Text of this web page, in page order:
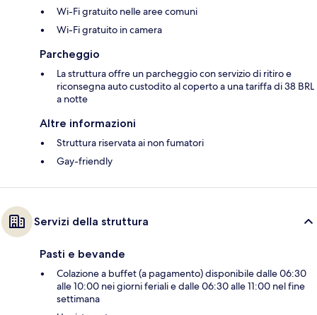
Wi-Fi gratuito nelle aree comuni
Wi-Fi gratuito in camera
Parcheggio
La struttura offre un parcheggio con servizio di ritiro e
riconsegna auto custodito al coperto a una tariffa di 38 BRL
a notte
Altre informazioni
Struttura riservata ai non fumatori
Gay-friendly
Servizi della struttura
Pasti e bevande
Colazione a buffet (a pagamento) disponibile dalle 06:30
alle 10:00 nei giorni feriali e dalle 06:30 alle 11:00 nel fine
settimana